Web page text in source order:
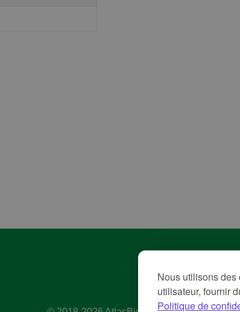
Nous utilisons des
utilisateur, fournir
Politique de